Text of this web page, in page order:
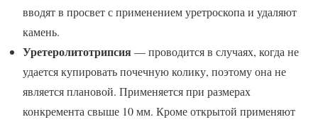
вводят в просвет с применением уретроскопа и удаляют
камень.
Уретеролитотрипсия— проводится в случаях, когда не
удается купировать почечную колику, поэтому она не
является плановой. Применяется при размерах
конкремента свыше 10 мм. Кроме открытой применяют